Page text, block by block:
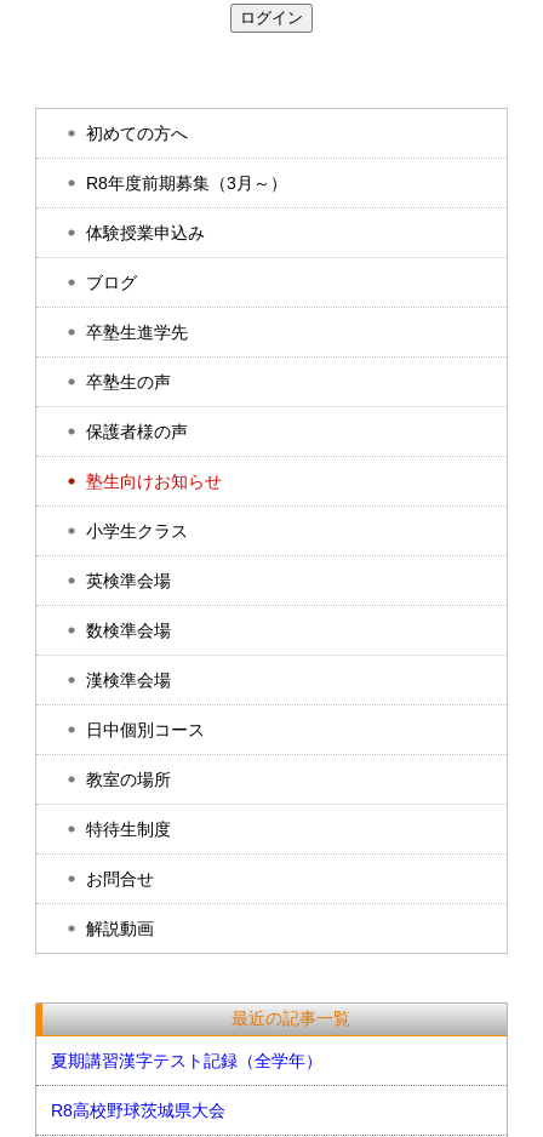
初めての方へ
R8年度前期募集（3月～）
体験授業申込み
ブログ
卒塾生進学先
卒塾生の声
保護者様の声
塾生向けお知らせ
小学生クラス
英検準会場
数検準会場
漢検準会場
日中個別コース
教室の場所
特待生制度
お問合せ
解説動画
最近の記事一覧
夏期講習漢字テスト記録（全学年）
R8高校野球茨城県大会